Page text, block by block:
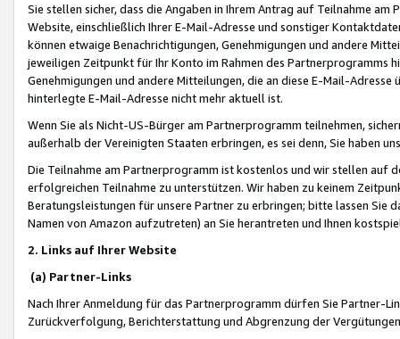
Sie stellen sicher, dass die Angaben in Ihrem Antrag auf Teilnahme
Website, einschließlich Ihrer E-Mail-Adresse und sonstiger
können etwaige Benachrichtigungen, Genehmigungen und andere
jeweiligen Zeitpunkt für Ihr Konto im Rahmen des Partnerprogramms
Genehmigungen und andere Mitteilungen, die an diese E-Mail-
hinterlegte E-Mail-Adresse nicht mehr aktuell ist.
Wenn Sie als Nicht-US-Bürger am Partnerprogramm teilnehmen,
außerhalb der Vereinigten Staaten erbringen, es sei denn, Sie haben
Die Teilnahme am Partnerprogramm ist kostenlos und wir stellen auf
erfolgreichen Teilnahme zu unterstützen. Wir haben zu keinem
Beratungsleistungen für unsere Partner zu erbringen; bitte lassen Sie
Namen von Amazon aufzutreten) an Sie herantreten und Ihnen
2. Links auf Ihrer Website
(a) Partner-Links
Nach Ihrer Anmeldung für das Partnerprogramm dürfen Sie Partner-
Zurückverfolgung, Berichterstattung und Abgrenzung der